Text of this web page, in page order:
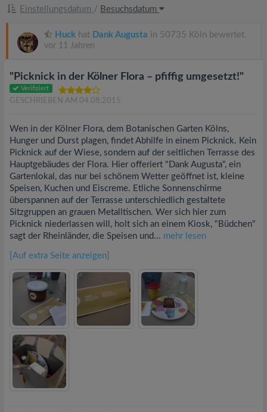
Einstellungsdatum / Besuchsdatum
Huck hat Dank Augusta in 50735 Köln bewertet.
vor 11 Jahren
"Picknick in der Kölner Flora – pfiffig umgesetzt!"
Verifiziert
GESCHRIEBEN AM 04.08.2015
Wen in der Kölner Flora, dem Botanischen Garten Kölns,
Hunger und Durst plagen, findet Abhilfe in einem Picknick. Kein
Picknick auf der Wiese, sondern auf der seitlichen Terrasse des
Hauptgebäudes der Flora. Hier offeriert "Dank Augusta", ein
Gartenlokal, das nur bei schönem Wetter geöffnet ist, kleine
Speisen, Kuchen und Eiscreme. Etliche Sonnenschirme
überspannen auf der Terrasse unterschiedlich gestaltete
Sitzgruppen an grauen Metalltischen. Wer sich hier zum
Picknick niederlassen will, holt sich an einem Kiosk, "Büdchen"
sagt der Rheinländer, die Speisen und... mehr lesen
[Auf extra Seite anzeigen]